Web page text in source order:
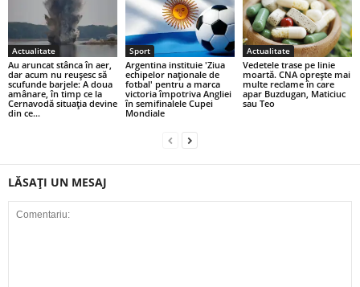
Actualitate
Au aruncat stânca în aer,
dar acum nu reușesc să
scufunde barjele: A doua
amânare, în timp ce la
Cernavodă situația devine
din ce...
Sport
Argentina instituie 'Ziua
echipelor naţionale de
fotbal' pentru a marca
victoria împotriva Angliei
în semifinalele Cupei
Mondiale
Actualitate
Vedetele trase pe linie
moartă. CNA oprește mai
multe reclame în care
apar Buzdugan, Maticiuc
sau Teo
LĂSAȚI UN MESAJ